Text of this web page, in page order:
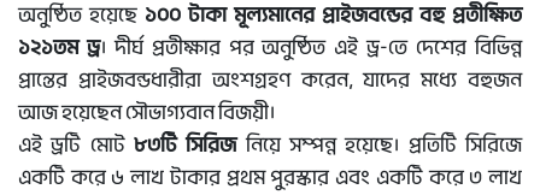
অনুষ্ঠিত হয়েছে ১০০ টাকা মূল্যমানের প্রাইজবন্ডের বহু প্রতীক্ষিত
১২১তম ড্র। দীর্ঘ প্রতীক্ষার পর অনুষ্ঠিত এই ড্র-তে দেশের বিভিন্ন
প্রান্তের প্রাইজবন্ডধারীরা অংশগ্রহণ করেন, যাদের মধ্যে বহুজন
আজ হয়েছেন সৌভাগ্যবান বিজয়ী।
এই ড্রটি মোট ৮৩টি সিরিজনিয়ে সম্পন্ন হয়েছে। প্রতিটি সিরিজে
একটি করে ৬ লাখ টাকার প্রথম পুরস্কার এবং একটি করে ৩ লাখ